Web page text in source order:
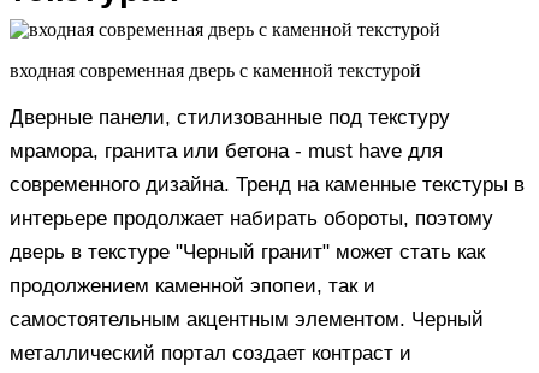
входная современная дверь с каменной текстурой
Дверные панели, стилизованные под текстуру
мрамора, гранита или бетона - must have для
современного дизайна. Тренд на каменные текстуры в
интерьере продолжает набирать обороты, поэтому
дверь в текстуре "Черный гранит" может стать как
продолжением каменной эпопеи, так и
самостоятельным акцентным элементом. Черный
металлический портал создает контраст и